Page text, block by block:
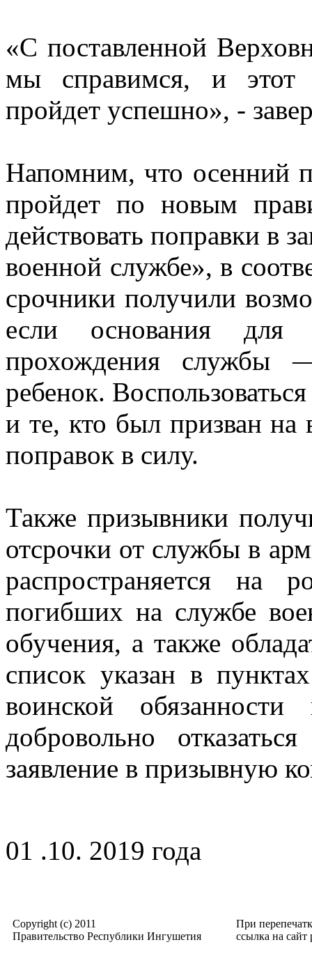
«С поставленной
мы справимся, и
пройдет успешно», -
Напомним, что осенний
пройдет по новым
действовать поправки в
военной службе», в
срочники получили
если основания для
прохождения службы
ребенок.
и те, кто был призван на
поправок в силу.
Также призывники
отсрочки от службы в
распространяется на
погибших на службе
обучения, а также
список указан в
воинской
добровольно
заявление в призывную
01 .10. 2019 года
Copyright (c) 2011
Правительство Республики Ингушетия
При
ссылка на сайт